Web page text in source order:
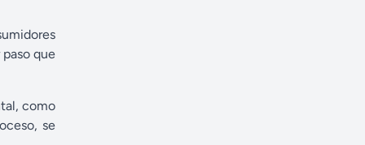
que
como
se